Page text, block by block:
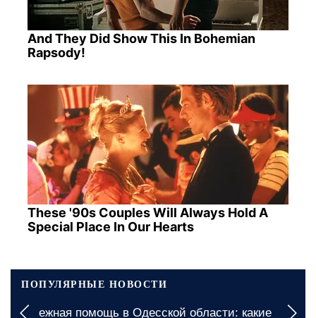
And They Did Show This In Bohemian
Rapsody!
These '90s Couples Will Always Hold A
Special Place In Our Hearts
ПОПУЛЯРНЫЕ НОВОСТИ
Бесплатные продукты для ВПЛ и пенсионеров в